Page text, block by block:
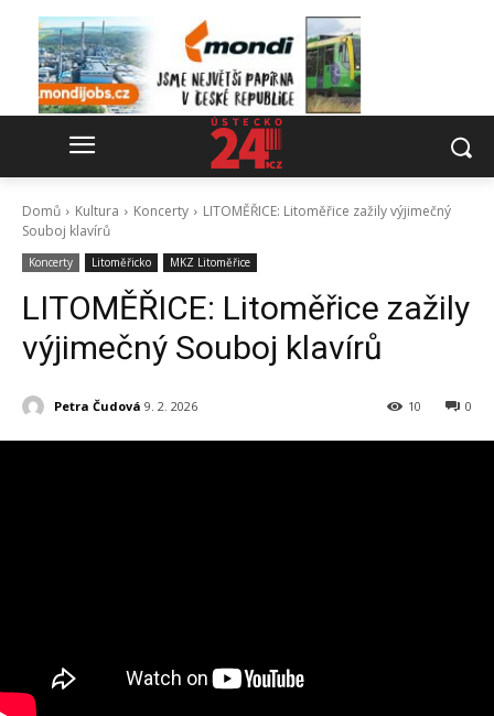
Domů Kultura Koncerty
LITOMĚŘICE: Litoměřice zažily výjimečný
Souboj klavírů
Koncerty Litoměřicko MKZ Litoměřice
LITOMĚŘICE: Litoměřice zažily
výjimečný Souboj klavírů
Petra Čudová 9. 2. 2026 0
10